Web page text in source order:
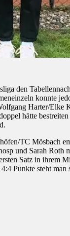
den
konnte
Harter/
hätte
TC Mösbach
und Sarah Roth
Satz in ihrem
Punkte steht